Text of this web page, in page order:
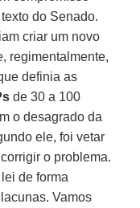
do Senado.
criar um novo
regimentalmente,
definia as
de 30 a 100
o desagrado da
ele, foi vetar
o problema.
de forma
Vamos